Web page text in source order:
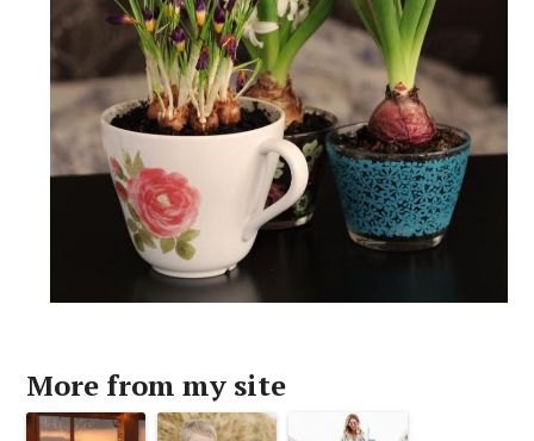
More from my site